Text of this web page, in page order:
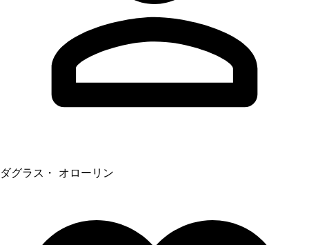
ダグラス・ オローリン